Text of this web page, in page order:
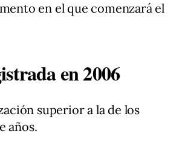
en el que comenzará el
en 2006
superior a la de los
años.